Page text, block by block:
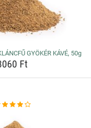
GYÖKÉR KÁVÉ, 50g
Ft